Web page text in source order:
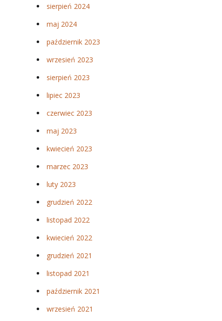
sierpień 2024
maj 2024
październik 2023
wrzesień 2023
sierpień 2023
lipiec 2023
czerwiec 2023
maj 2023
kwiecień 2023
marzec 2023
luty 2023
grudzień 2022
listopad 2022
kwiecień 2022
grudzień 2021
listopad 2021
październik 2021
wrzesień 2021